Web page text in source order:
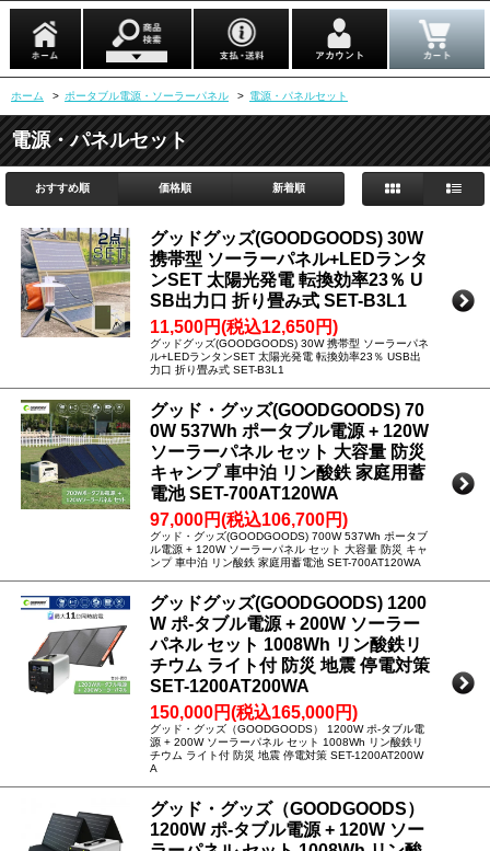
ホーム > ポータブル電源・ソーラーパネル > 電源・パネルセット
電源・パネルセット
おすすめ順 価格順 新着順
グッドグッズ(GOODGOODS) 30W
携帯型 ソーラーパネル+LEDランタ
ンSET 太陽光発電 転換効率23％ U
SB出力口 折り畳み式 SET-B3L1
11,500円(税込12,650円)
グッドグッズ(GOODGOODS) 30W 携帯型 ソーラーパネ
ル+LEDランタンSET 太陽光発電 転換効率23％ USB出
力口 折り畳み式 SET-B3L1
グッド・グッズ(GOODGOODS) 70
0W 537Wh ポータブル電源 + 120W
ソーラーパネル セット 大容量 防災
キャンプ 車中泊 リン酸鉄 家庭用蓄
電池 SET-700AT120WA
97,000円(税込106,700円)
グッド・グッズ(GOODGOODS) 700W 537Wh ポータブ
ル電源 + 120W ソーラーパネル セット 大容量 防災 キャ
ンプ 車中泊 リン酸鉄 家庭用蓄電池 SET-700AT120WA
グッドグッズ(GOODGOODS) 1200
W ポ-タブル電源 + 200W ソーラー
パネル セット 1008Wh リン酸鉄リ
チウム ライト付 防災 地震 停電対策
SET-1200AT200WA
150,000円(税込165,000円)
グッド・グッズ（GOODGOODS） 1200W ポ-タブル電
源 + 200W ソーラーパネル セット 1008Wh リン酸鉄リ
チウム ライト付 防災 地震 停電対策 SET-1200AT200W
A
グッド・グッズ（GOODGOODS）
1200W ポ-タブル電源 + 120W ソー